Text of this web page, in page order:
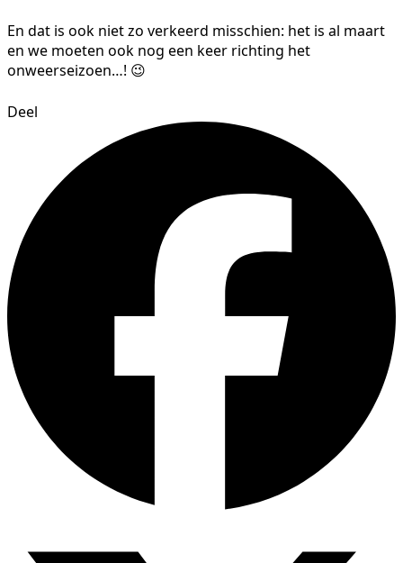
En dat is ook niet zo verkeerd misschien: het is al maart
en we moeten ook nog een keer richting het
onweerseizoen…! 😉
Deel